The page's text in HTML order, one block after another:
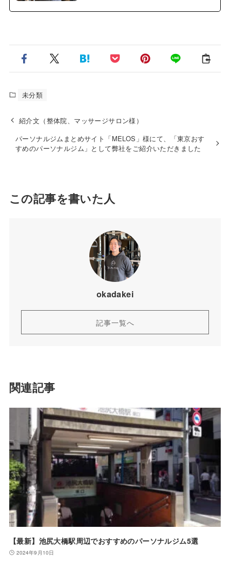
未分類
紹介文（整体院、マッサージサロン様）
パーソナルジムまとめサイト「MELOS」様にて、「東京おす
すめのパーソナルジム」として弊社をご紹介いただきました
この記事を書いた人
okadakei
記事一覧へ
関連記事
【最新】池尻大橋駅周辺でおすすめのパーソナルジム5選
2024年9月10日